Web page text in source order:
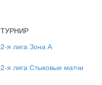
ТУРНИР
2-я лига Зона А
2-я лига Стыковые матчи